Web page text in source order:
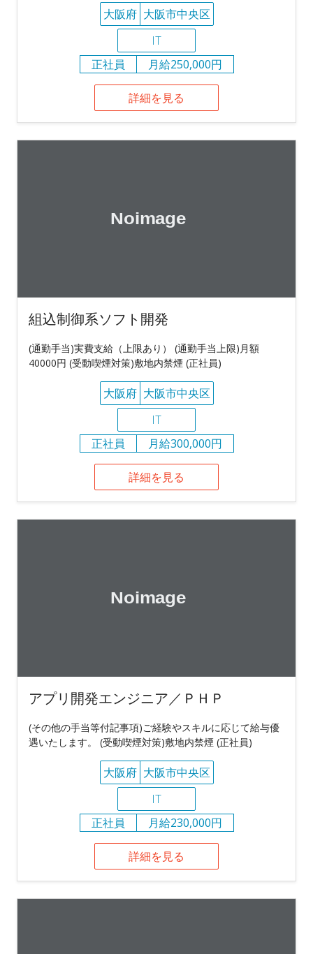
大阪府 大阪市中央区
IT
正社員
月給250,000円
詳細を見る
組込制御系ソフト開発
(通勤手当)実費支給（上限あり） (通勤手当上限)月額
40000円 (受動喫煙対策)敷地内禁煙 (正社員)
大阪府 大阪市中央区
IT
正社員
月給300,000円
詳細を見る
アプリ開発エンジニア／ＰＨＰ
(その他の手当等付記事項)ご経験やスキルに応じて給与優
遇いたします。 (受動喫煙対策)敷地内禁煙 (正社員)
大阪府 大阪市中央区
IT
正社員
月給230,000円
詳細を見る